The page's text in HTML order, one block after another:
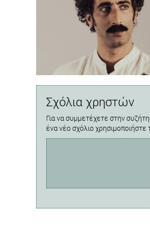
Σχόλια χρηστών
Για να συμμετέχετε στην
ένα νέο σχόλιο